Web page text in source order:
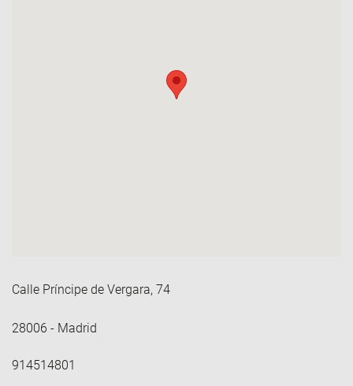
Calle Príncipe de Vergara, 74
28006 - Madrid
914514801